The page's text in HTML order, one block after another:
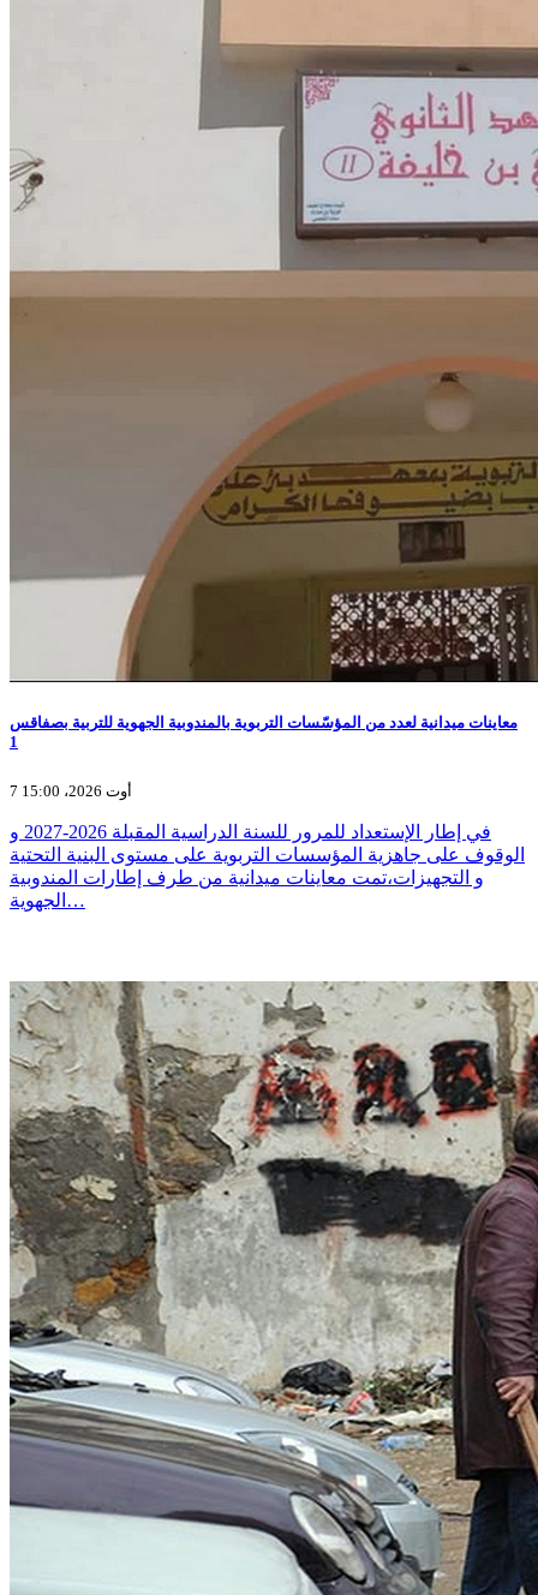
معاينات ميدانية لعدد من المؤسّسات التربوية بالمندوبية الجهوية للتربية بصفاقس
1
7 أوت 2026، 15:00
في إطار الإستعداد للمرور للسنة الدراسية المقبلة 2026-2027 و
الوقوف على جاهزية المؤسسات التربوية على مستوى البنية التحتية
و التجهيزات،تمت معاينات ميدانية من طرف إطارات المندوبية
الجهوية…